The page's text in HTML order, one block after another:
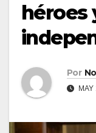
héroes
Por